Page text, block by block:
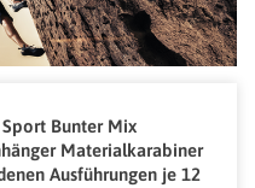
Sport Bunter Mix
Materialkarabiner
Ausführungen je 12